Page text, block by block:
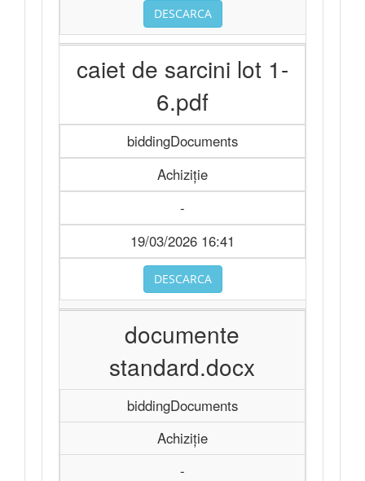
DESCARCA
caiet de sarcini lot 1-
6.pdf
biddingDocuments
Achiziție
-
19/03/2026 16:41
DESCARCA
documente
standard.docx
biddingDocuments
Achiziție
-